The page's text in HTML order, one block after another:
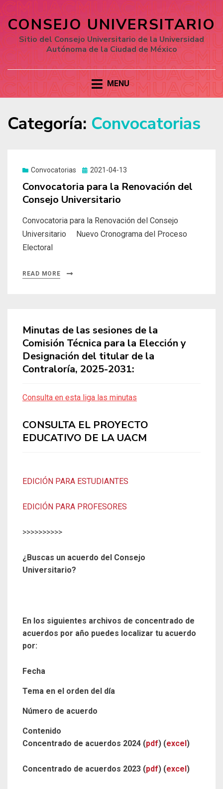
CONSEJO UNIVERSITARIO
Sitio del Consejo Universitario de la Universidad
Autónoma de la Ciudad de México
MENU
Categoría: Convocatorias
Convocatorias
Posted
2021-04-13
Convocatoria para la Renovación del
Consejo Universitario
Convocatoria para la Renovación del Consejo
Universitario Nuevo Cronograma del Proceso
Electoral
READ MORE
Minutas de las sesiones de la
Comisión Técnica para la Elección y
Designación del titular de la
Contraloría, 2025-2031:
Consulta en esta liga las minutas
CONSULTA EL PROYECTO
EDUCATIVO DE LA UACM
EDICIÓN PARA ESTUDIANTES
EDICIÓN PARA PROFESORES
>>>>>>>>>>
¿Buscas un acuerdo del Consejo
Universitario?
En los siguientes archivos de concentrado de
acuerdos por año puedes localizar tu acuerdo
por:
Fecha
Tema en el orden del día
Número de acuerdo
Contenido
Concentrado de acuerdos 2024 (pdf) (excel )
Concentrado de acuerdos 2023 (pdf) (excel )